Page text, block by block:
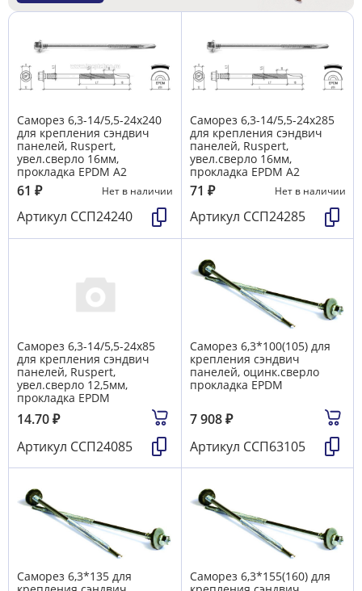
Саморез 6,3-14/5,5-24х240
для крепления сэндвич
панелей, Ruspert,
увел.сверло 16мм,
прокладка EPDM A2
61 ₽ Нет в наличии
Артикул ССП24240
Саморез 6,3-14/5,5-24х285
для крепления сэндвич
панелей, Ruspert,
увел.сверло 16мм,
прокладка EPDM A2
71 ₽ Нет в наличии
Артикул ССП24285
Саморез 6,3-14/5,5-24х85
для крепления сэндвич
панелей, Ruspert,
увел.сверло 12,5мм,
прокладка EPDM
14.70₽
Артикул ССП24085
Саморез 6,3*100(105) для
крепления сэндвич
панелей, оцинк.сверло
прокладка EPDM
7 908₽
Артикул ССП63105
Саморез 6,3*135 для
Саморез 6,3*155(160) для